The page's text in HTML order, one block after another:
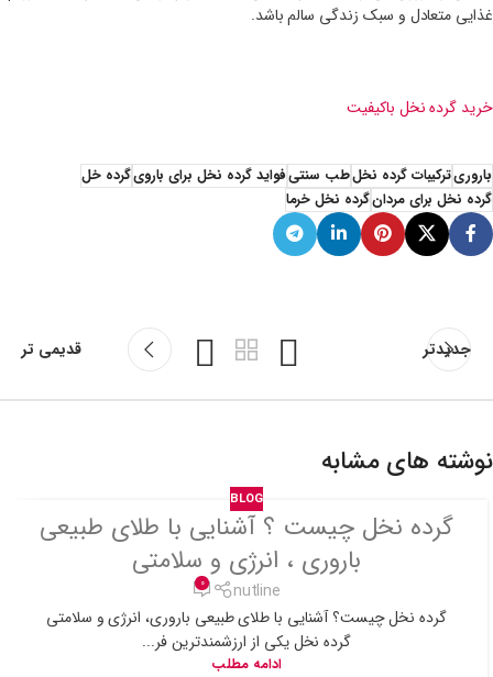
غذایی متعادل و سبک زندگی سالم باشد.
خرید گرده نخل باکیفیت
باروریترکیبات گرده نخلطب سنتیفواید گرده نخل برای بارویگرده خل
گرده نخل برای مردانگرده نخل خرما
جدیدتر قدیمی تر
نوشته های مشابه
BLOG
گرده نخل چیست ؟ آشنایی با طلای طبیعی
باروری ، انرژی و سلامتی
nutline
0
گرده نخل چیست؟ آشنایی با طلای طبیعی باروری، انرژی و سلامتی
گرده نخل یکی از ارزشمندترین فر...
ادامه مطلب